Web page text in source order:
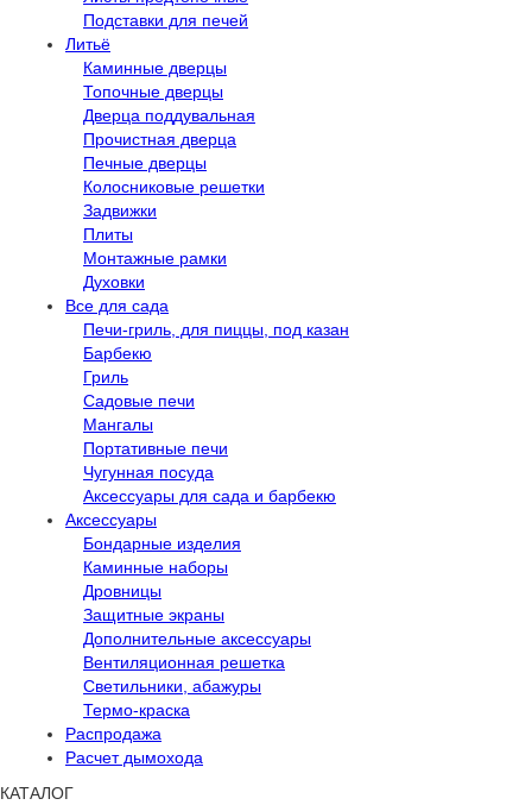
Подставки для печей
Литьё
Каминные дверцы
Топочные дверцы
Дверца поддувальная
Прочистная дверца
Печные дверцы
Колосниковые решетки
Задвижки
Плиты
Монтажные рамки
Духовки
Все для сада
Печи-гриль, для пиццы, под казан
Барбекю
Гриль
Садовые печи
Мангалы
Портативные печи
Чугунная посуда
Аксессуары для сада и барбекю
Аксессуары
Бондарные изделия
Каминные наборы
Дровницы
Защитные экраны
Дополнительные аксессуары
Вентиляционная решетка
Светильники, абажуры
Термо-краска
Распродажа
Расчет дымохода
КАТАЛОГ